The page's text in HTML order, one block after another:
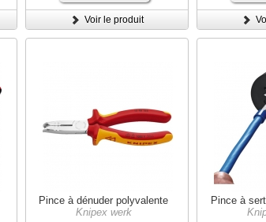
Voir le produit
Pince à dénuder polyvalente
Knipex werk
Pince à